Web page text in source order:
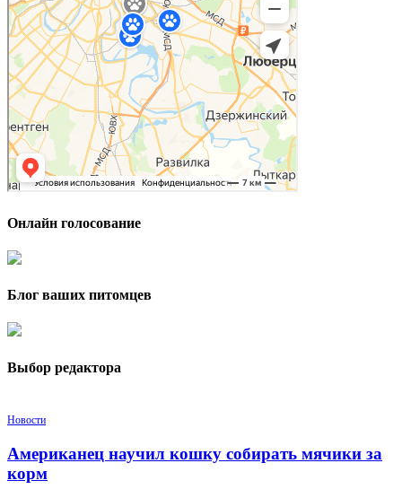
Онлайн голосование
Блог ваших питомцев
Выбор редактора
Новости
Американец научил кошку собирать мячики за
корм